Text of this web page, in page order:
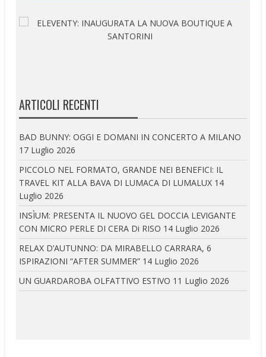
ARTICOLI RECENTI
BAD BUNNY: OGGI E DOMANI IN CONCERTO A MILANO
17 Luglio 2026
PICCOLO NEL FORMATO, GRANDE NEI BENEFICI: IL
TRAVEL KIT ALLA BAVA DI LUMACA DI LUMALUX 14
Luglio 2026
INSÌUM: PRESENTA IL NUOVO GEL DOCCIA LEVIGANTE
CON MICRO PERLE DI CERA Di RISO 14 Luglio 2026
RELAX D’AUTUNNO: DA MIRABELLO CARRARA, 6
ISPIRAZIONI “AFTER SUMMER” 14 Luglio 2026
UN GUARDAROBA OLFATTIVO ESTIVO 11 Luglio 2026